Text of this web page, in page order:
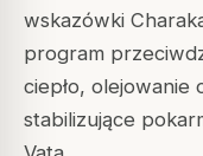
wskazówki
program
ciepło, olejowanie
stabilizujące